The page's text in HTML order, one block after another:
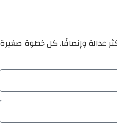
عدالة وإنصافًا. كل خطوة صغيرة